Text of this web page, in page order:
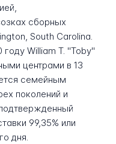
сборных
South Carolina.
William T. "Toby"
центрами в 13
семейным
поколений и
99,35% или
дня.